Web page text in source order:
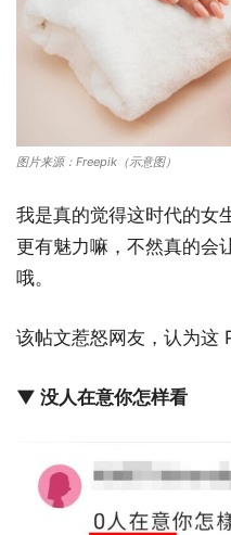
图片来源：Freepik（示意图）
我是真的觉得这时代的女
更有魅力嘛，不然真的会
哦。
该帖文惹怒网友，认为这
▼ 没人在意你怎样看